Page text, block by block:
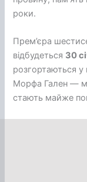
роки.
Прем’єра
відбудеться 30
розгортаються у
Морфа Гален —
стають майже